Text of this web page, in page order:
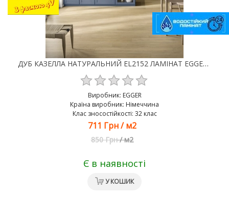
ДУБ КАЗЕЛЛА НАТУРАЛЬНИЙ EL2152 ЛАМІНАТ EGGER CLASSIC AQUA 4V 32 КЛАС 8 ММ
Виробник: EGGER
Країна виробник: Німеччина
Клас зносостійкості: 32 клас
711 Грн /м2
850 Грн /м2
Є в наявності
У КОШИК